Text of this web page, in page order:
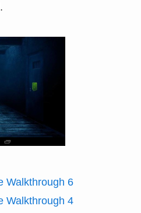
Walkthrough 6
Walkthrough 4